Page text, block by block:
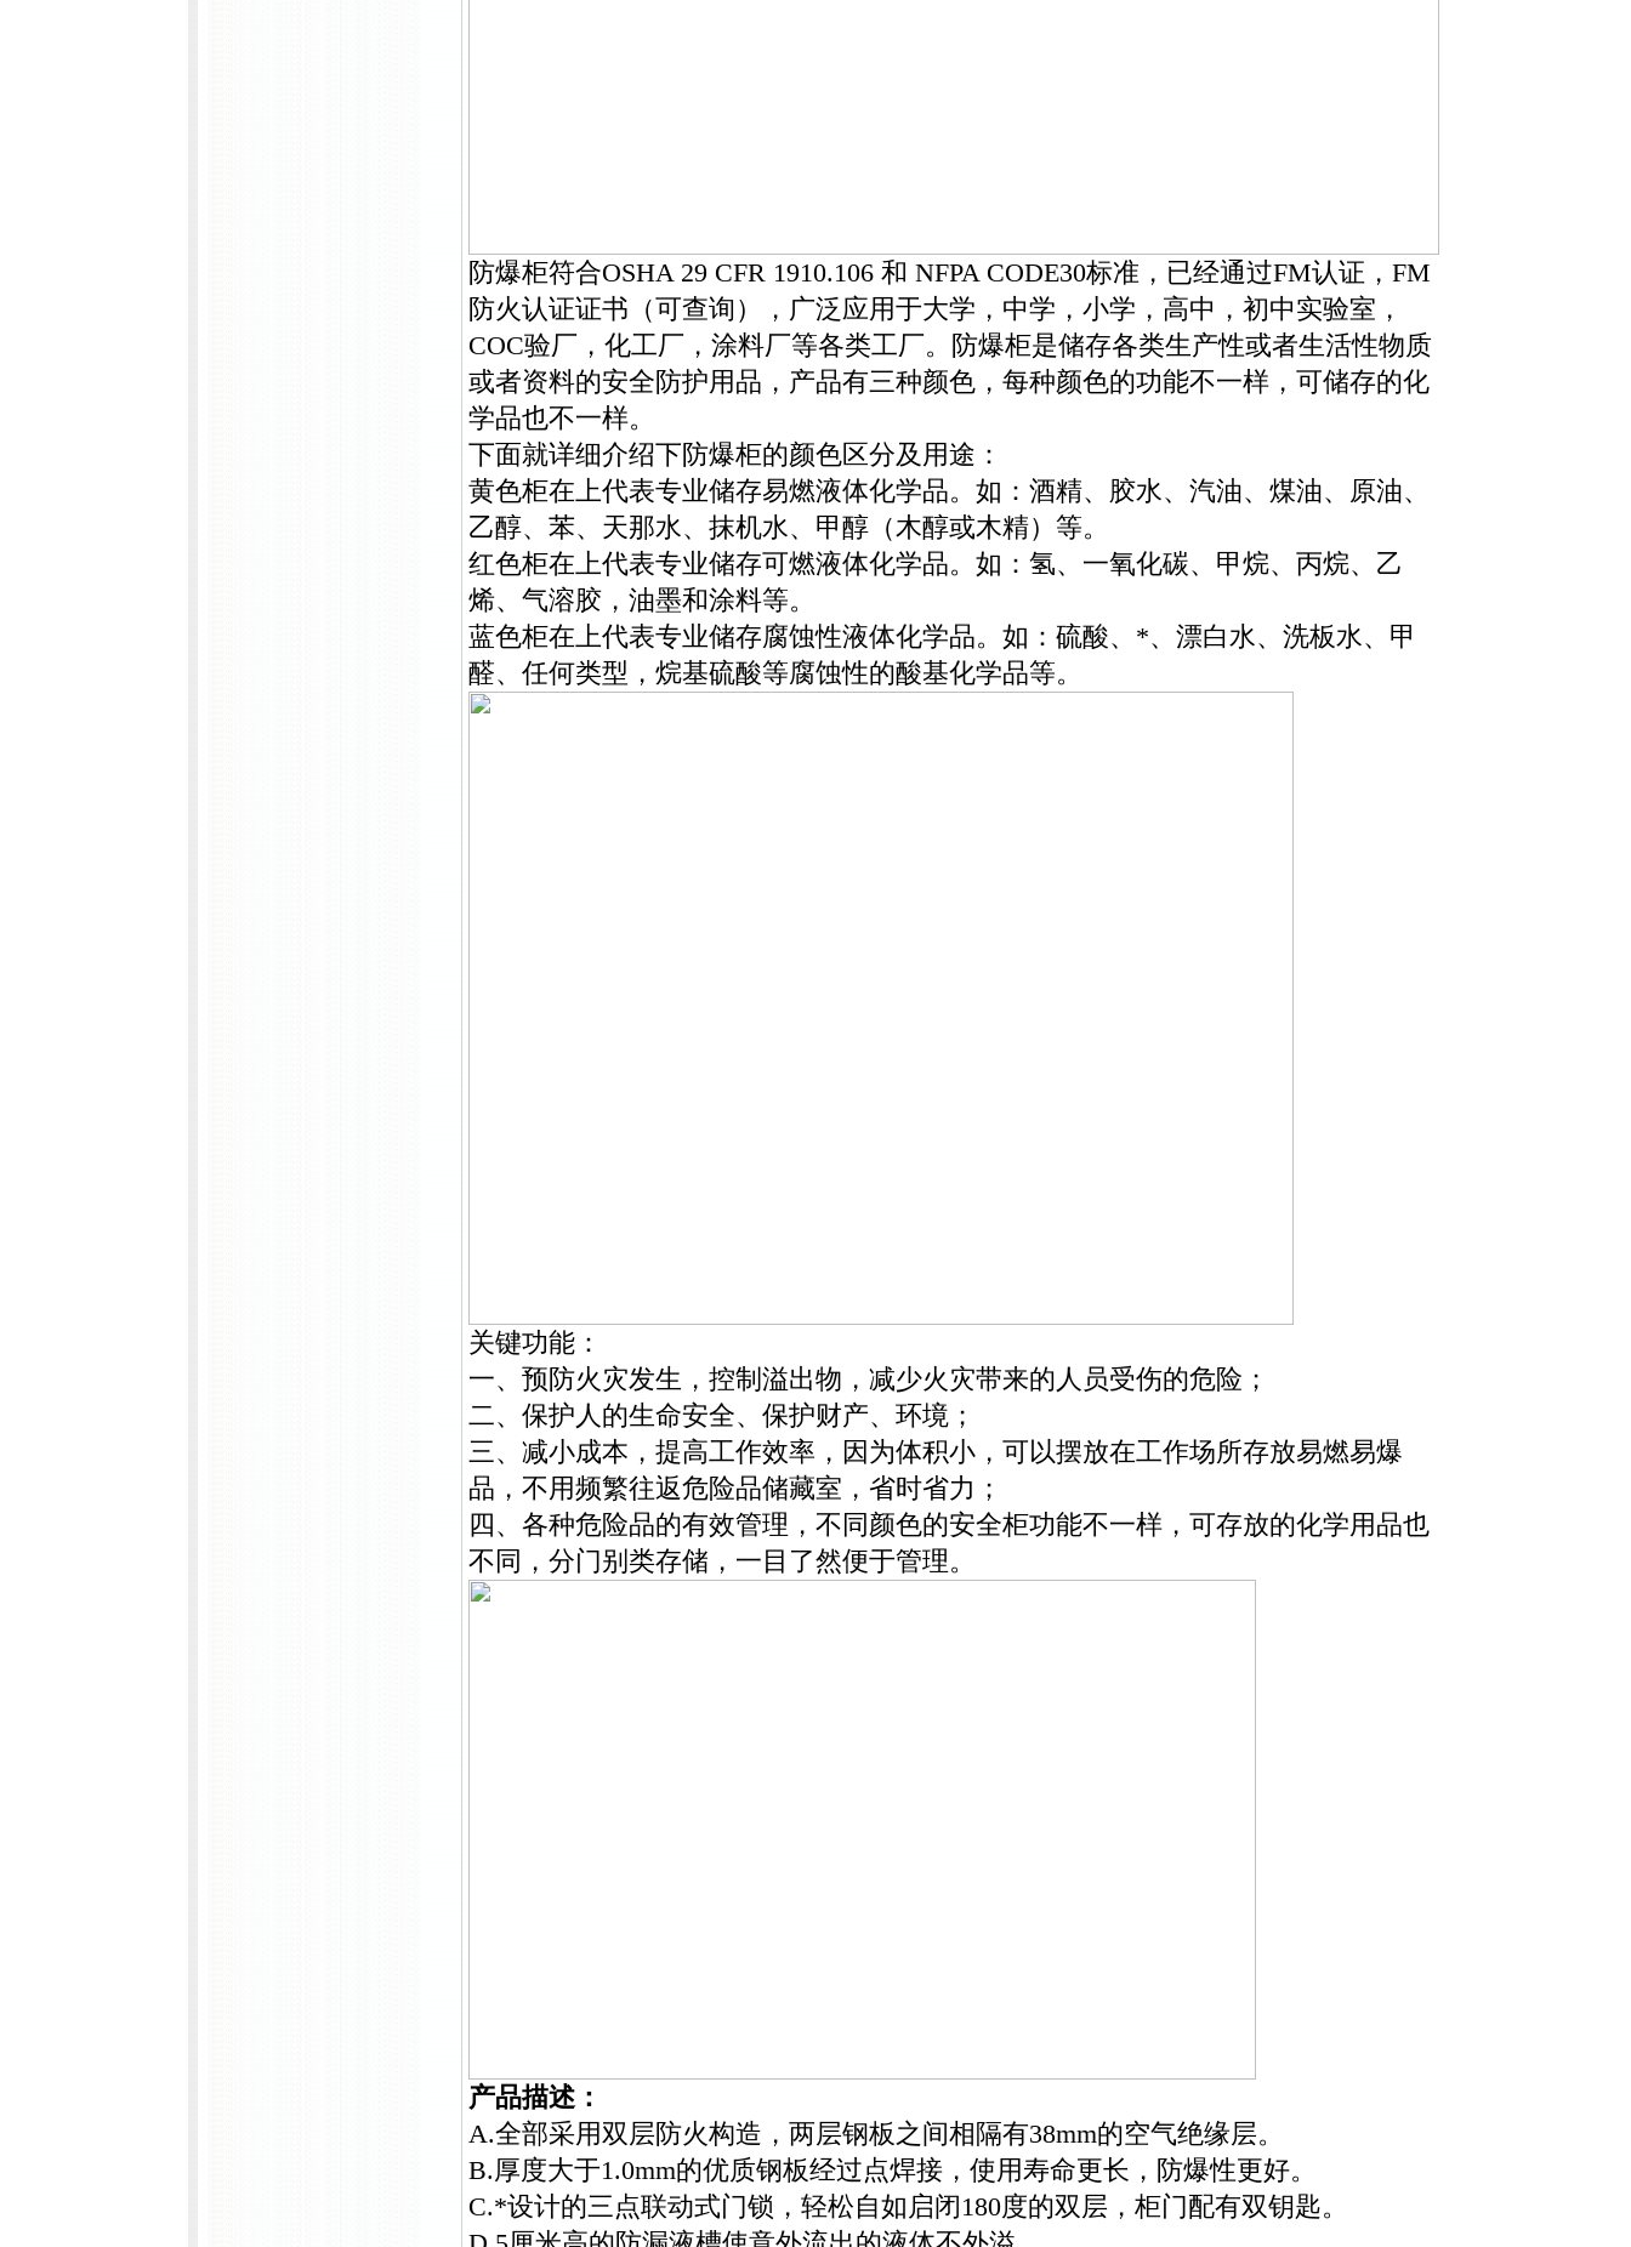
防爆柜符合OSHA 29 CFR 1910.106 和 NFPA CODE30标准，已经通过FM认证，FM
防火认证证书（可查询），广泛应用于大学，中学，小学，高中，初中实验室，
COC验厂，化工厂，涂料厂等各类工厂。防爆柜是储存各类生产性或者生活性物质
或者资料的安全防护用品，产品有三种颜色，每种颜色的功能不一样，可储存的化
学品也不一样。
下面就详细介绍下防爆柜的颜色区分及用途：
黄色柜在上代表专业储存易燃液体化学品。如：酒精、胶水、汽油、煤油、原油、
乙醇、苯、天那水、抹机水、甲醇（木醇或木精）等。
红色柜在上代表专业储存可燃液体化学品。如：氢、一氧化碳、甲烷、丙烷、乙
烯、气溶胶，油墨和涂料等。
蓝色柜在上代表专业储存腐蚀性液体化学品。如：硫酸、*、漂白水、洗板水、甲
醛、任何类型，烷基硫酸等腐蚀性的酸基化学品等。
关键功能：
一、预防火灾发生，控制溢出物，减少火灾带来的人员受伤的危险；
二、保护人的生命安全、保护财产、环境；
三、减小成本，提高工作效率，因为体积小，可以摆放在工作场所存放易燃易爆
品，不用频繁往返危险品储藏室，省时省力；
四、各种危险品的有效管理，不同颜色的安全柜功能不一样，可存放的化学用品也
不同，分门别类存储，一目了然便于管理。
产品描述：
A.全部采用双层防火构造，两层钢板之间相隔有38mm的空气绝缘层。
B.厚度大于1.0mm的优质钢板经过点焊接，使用寿命更长，防爆性更好。
C.*设计的三点联动式门锁，轻松自如启闭180度的双层，柜门配有双钥匙。